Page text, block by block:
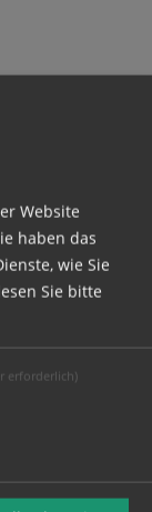
Bitte
das
Website
haben das
wie Sie
Sie bitte
erforderlich)